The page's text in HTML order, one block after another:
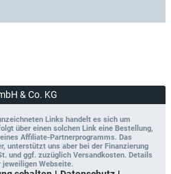
& Co. KG
Links handelt es sich um
über einen solchen Link eine Bestellung,
Affiliate-Partnerprogramms. Das
unterstützt uns aber bei der Finanzierung
und ggf. zuzüglich Versandkosten. Details
jeweiligen Webseite.